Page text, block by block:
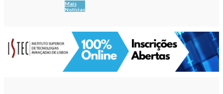
Mais
Notícias